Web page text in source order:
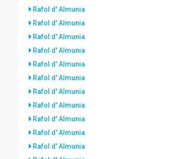
Rafol d' Almunia
Rafol d' Almunia
Rafol d' Almunia
Rafol d' Almunia
Rafol d' Almunia
Rafol d' Almunia
Rafol d' Almunia
Rafol d' Almunia
Rafol d' Almunia
Rafol d' Almunia
Rafol d' Almunia